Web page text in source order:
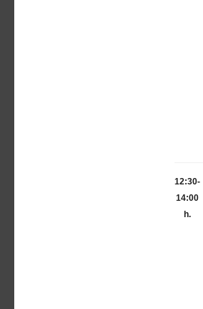
12:30-
14:00
h.